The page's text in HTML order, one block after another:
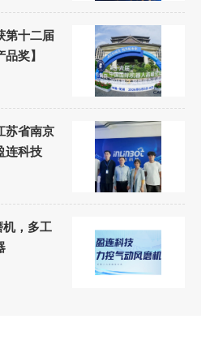
第十二届
奖】
苏省南京
连科技
机，多工